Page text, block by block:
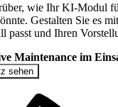
wie Ihr KI-Modul
Gestalten Sie es
passt und Ihren
Maintenance im
sehen